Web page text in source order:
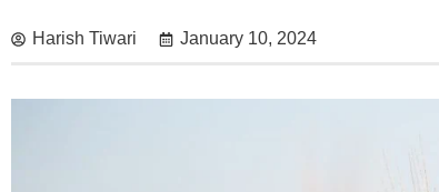
Harish Tiwari January 10, 2024